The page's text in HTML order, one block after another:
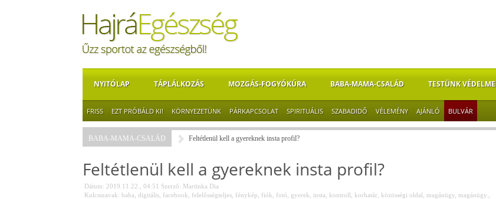
NYITÓLAP TÁPLÁLKOZÁS MOZGÁS-FOGYÓKÚRA BABA-MAMA-CSALÁD TESTÜNK VÉDELME
FRISS EZT PRÓBÁLD KI! KÖRNYEZETÜNK PÁRKAPCSOLAT SPIRITUÁLIS SZABADIDŐ VÉLEMÉNY AJÁNLÓ BULVÁR
BABA-MAMA-CSALÁD Feltétlenül kell a gyereknek insta profil?
Feltétlenül kell a gyereknek insta profil?
Dátum: 2019.11.22., 04:51 Szerző: Martinka Dia
Kulcsszavak: baba digitális, facebook felelősségteljes, fénykép fiók fotó gyerek insta kontroll korhatár, közösségi oldal magánügy, magánügy.